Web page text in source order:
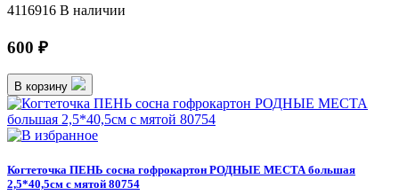
4116916 В наличии
600 ₽
В корзину
Когтеточка ПЕНЬ сосна гофрокартон РОДНЫЕ МЕСТА большая
2,5*40,5см с мятой 80754